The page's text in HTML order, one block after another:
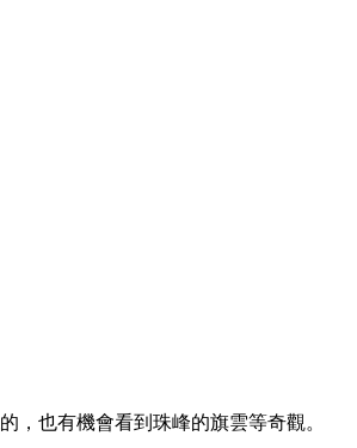
，也有機會看到珠峰的旗雲等奇觀。